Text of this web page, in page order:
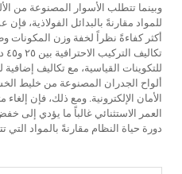
وبينما تتطلب الأسوار المصنوعة من
للمواد مقارنةً بالبدائل الفولاذية،
أكثر كفاءةً نظراً لخفة وزن المكونات
للتكوينات القياسية، مع تكاليف
الأمان الإلكترونية. ومع ذلك، فإن
العمر الاستثنائي غالباً ما يؤدي إلى
دورة حياة النظام مقارنةً بالمواد التي